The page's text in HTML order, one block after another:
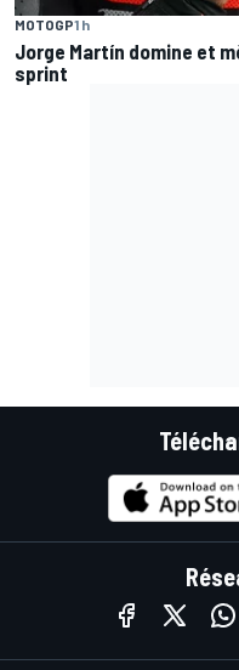
MOTOGP1 h
Jorge Martín domine et
sprint